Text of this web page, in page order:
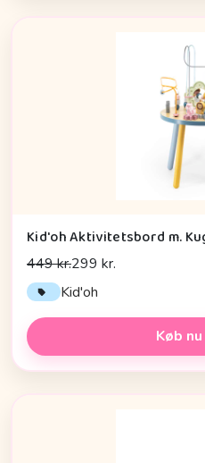
Kid'oh Aktivitetsbord m.
449 kr.299 kr.
Kid'oh
Køb nu